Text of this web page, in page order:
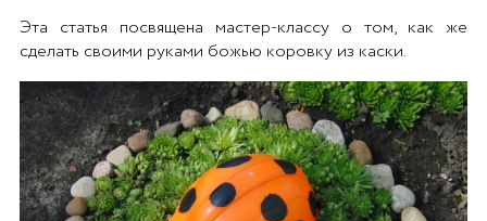
Эта статья посвящена мастер-классу о том, как же
сделать своими руками божью коровку из каски.